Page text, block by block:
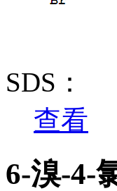
SDS：
查看
6-溴-4-